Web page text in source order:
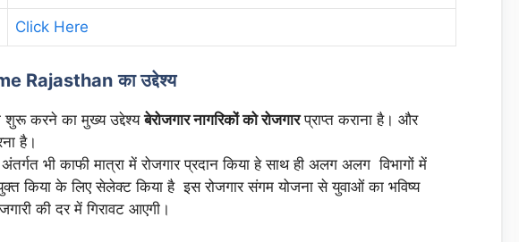
Click Here
Rajasthan का उद्देश्य
शुरू करने का मुख्य उद्देश्यबेरोजगार नागरिकों को रोजगारप्राप्त कराना है। और
है।
भी काफी मात्रा में रोजगार प्रदान किया हे साथ ही अलग अलग विभागों में
किया के लिए सेलेक्ट किया है इस रोजगार संगम योजना से युवाओं का भविष्य
की दर में गिरावट आएगी।